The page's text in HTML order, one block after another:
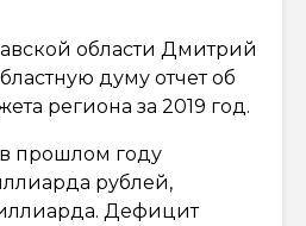
области Дмитрий
думу отчет об
региона за 2019 год.
прошлом году
рублей,
Дефицит